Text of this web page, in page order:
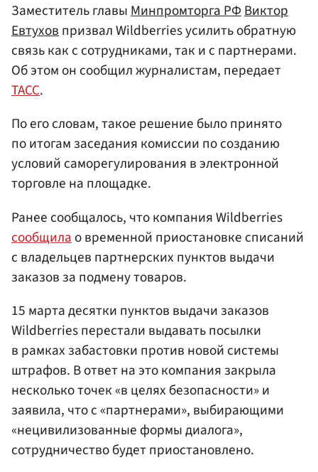
Заместитель главыМинпромторга РФВиктор
Евтуховпризвал Wildberries усилить обратную
связь как с сотрудниками, так и с партнерами.
Об этом он сообщил журналистам, передает
ТАСС.
По его словам, такое решение было принято
по итогам заседания комиссии по созданию
условий саморегулирования в электронной
торговле на площадке.
Ранее сообщалось, что компания Wildberries
сообщила о временной приостановке списаний
с владельцев партнерских пунктов выдачи
заказов за подмену товаров.
15 марта десятки пунктов выдачи заказов
Wildberries перестали выдавать посылки
в рамках забастовки против новой системы
штрафов. В ответ на это компания закрыла
несколько точек «в целях безопасности» и
заявила, что с «партнерами», выбирающими
«нецивилизованные формы диалога»,
сотрудничество будет приостановлено.